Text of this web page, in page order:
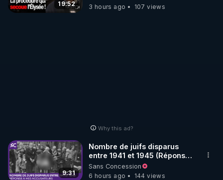
19:52
3 hours ago
107 views
Why this ad?
9:31
Nombre de juifs disparus
entre 1941 et 1945 (Réponse
à mes accusateurs)
Sans Concession
6 hours ago
144 views